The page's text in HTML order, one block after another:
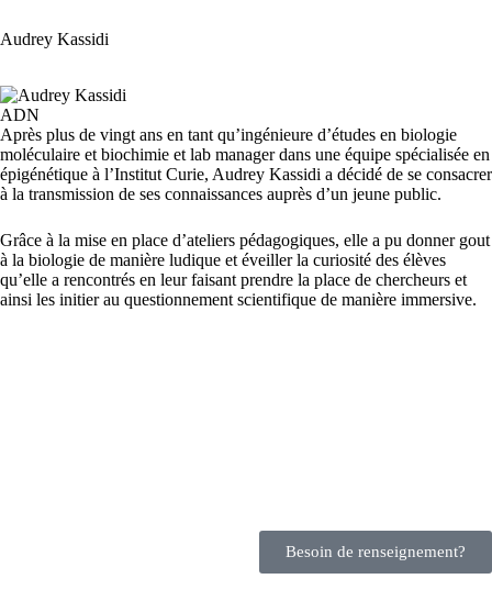
Audrey Kassidi
Après plus de vingt ans en tant qu’ingénieure d’études en biologie
moléculaire et biochimie et lab manager dans une équipe spécialisée en
épigénétique à l’Institut Curie, Audrey Kassidi a décidé de se consacrer
à la transmission de ses connaissances auprès d’un jeune public.
Grâce à la mise en place d’ateliers pédagogiques, elle a pu donner gout
à la biologie de manière ludique et éveiller la curiosité des élèves
qu’elle a rencontrés en leur faisant prendre la place de chercheurs et
ainsi les initier au questionnement scientifique de manière immersive.
Besoin de renseignement?